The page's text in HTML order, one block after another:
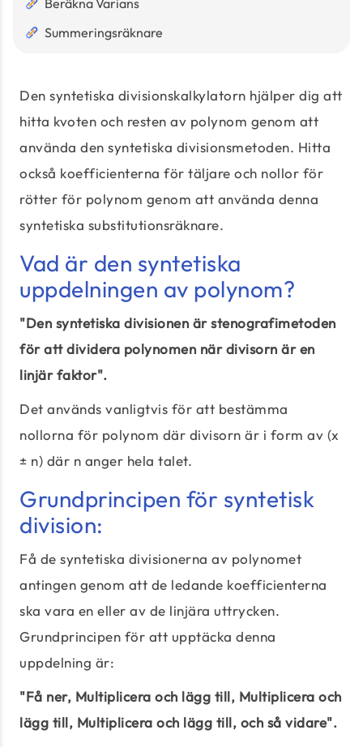
Beräkna Varians
Summeringsräknare
Den syntetiska divisionskalkylatorn hjälper dig att
hitta kvoten och resten av polynom genom att
använda den syntetiska divisionsmetoden. Hitta
också koefficienterna för täljare och nollor för
rötter för polynom genom att använda denna
syntetiska substitutionsräknare.
Vad är den syntetiska
uppdelningen av polynom?
"Den syntetiska divisionen är stenografimetoden
för att dividera polynomen när divisorn är en
linjär faktor".
Det används vanligtvis för att bestämma
nollorna för polynom där divisorn är i form av (x
± n) där n anger hela talet.
Grundprincipen för syntetisk
division:
Få de syntetiska divisionerna av polynomet
antingen genom att de ledande koefficienterna
ska vara en eller av de linjära uttrycken.
Grundprincipen för att upptäcka denna
uppdelning är:
"Få ner, Multiplicera och lägg till, Multiplicera och
lägg till, Multiplicera och lägg till, och så vidare".